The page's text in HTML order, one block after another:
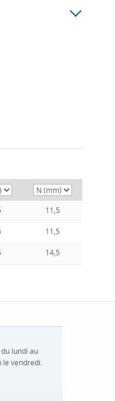
11,5
11,5
14,5
lundi au
vendredi.